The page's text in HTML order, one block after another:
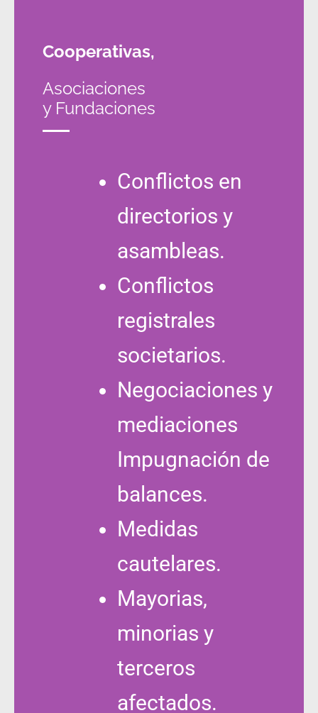
Cooperativas,
Asociaciones
y Fundaciones
Conflictos en
directorios y
asambleas.
Conflictos
registrales
societarios.
Negociaciones y
mediaciones
Impugnación de
balances.
Medidas
cautelares.
Mayorias,
minorias y
terceros
afectados.